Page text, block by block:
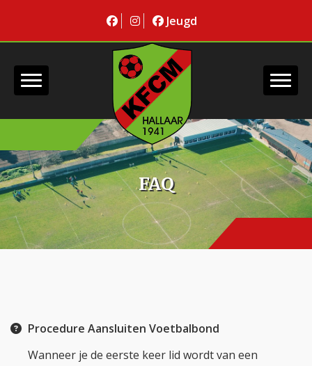
Jeugd
FAQ
Procedure Aansluiten Voetbalbond
Wanneer je de eerste keer lid wordt van een